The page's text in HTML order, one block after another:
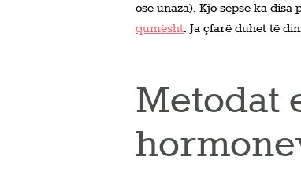
ose unaza). Kjo sepse ka
qumësht. Ja çfarë duhet të
Metodat